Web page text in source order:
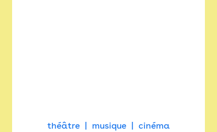
théâtre musique
cinéma